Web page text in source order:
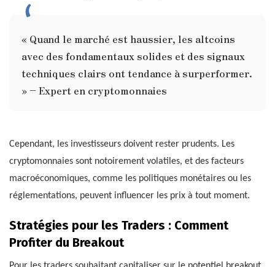
« Quand le marché est haussier, les altcoins
avec des fondamentaux solides et des signaux
techniques clairs ont tendance à surperformer.
» – Expert en cryptomonnaies
Cependant, les investisseurs doivent rester prudents. Les
cryptomonnaies sont notoirement volatiles, et des facteurs
macroéconomiques, comme les politiques monétaires ou les
réglementations, peuvent influencer les prix à tout moment.
Stratégies pour les Traders : Comment
Profiter du Breakout